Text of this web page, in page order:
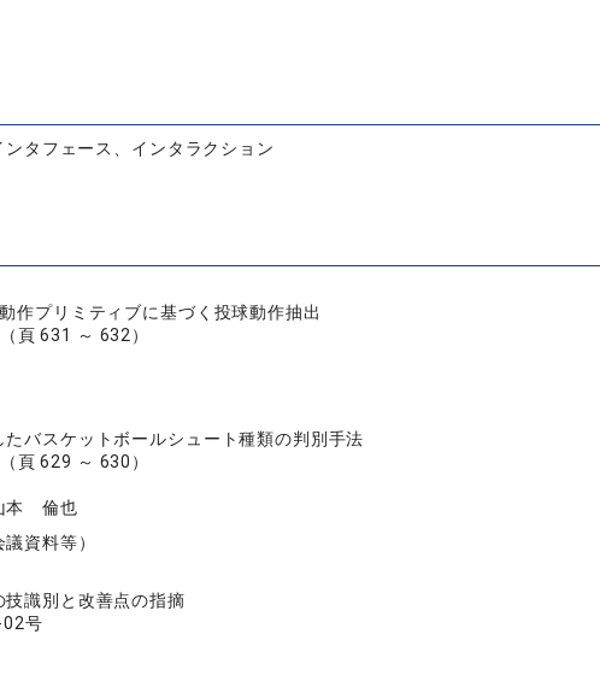
タフェース、インタラクション
作プリミティブに基づく投球動作抽出
頁 631 ～ 632）
バスケットボールシュート種類の判別手法
頁 629 ～ 630）
本 倫也
資料等）
識別と改善点の指摘
号